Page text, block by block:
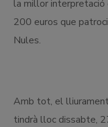
la millor interpretació
200 euros que
Nules.
Amb tot, el
tindrà lloc dissabte,